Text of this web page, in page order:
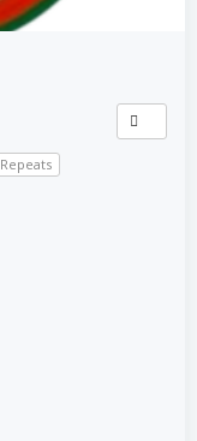
Repeats